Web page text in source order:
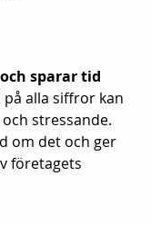
sparar tid
stressande.
om det och ger
företagets